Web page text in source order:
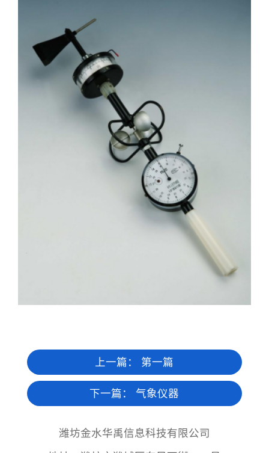
上一篇： 第一篇
下一篇：气象仪器
潍坊金水华禹信息科技有限公司